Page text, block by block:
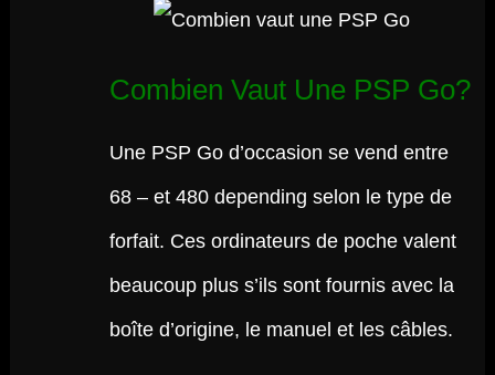
Combien Vaut Une PSP Go?
Une PSP Go d’occasion se vend entre
68 – et 480 depending selon le type de
forfait. Ces ordinateurs de poche valent
beaucoup plus s’ils sont fournis avec la
boîte d’origine, le manuel et les câbles.